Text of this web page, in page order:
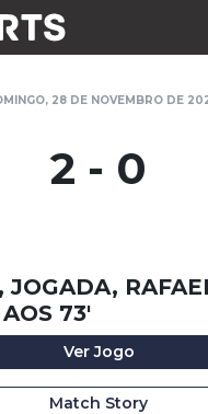
28 DE NOVEMBRO DE
2 - 0
JOGADA,
73'
Ver Jogo
Match Story